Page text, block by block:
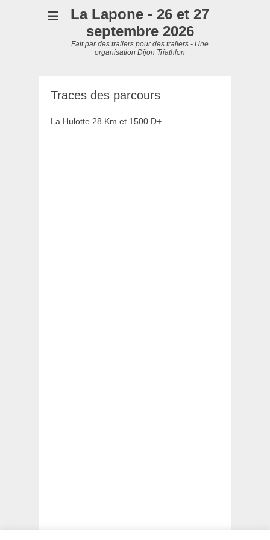
La Lapone - 26 et 27
septembre 2026
Fait par des trailers pour des trailers - Une
organisation Dijon Triathlon
Traces des parcours
La Hulotte 28 Km et 1500 D+